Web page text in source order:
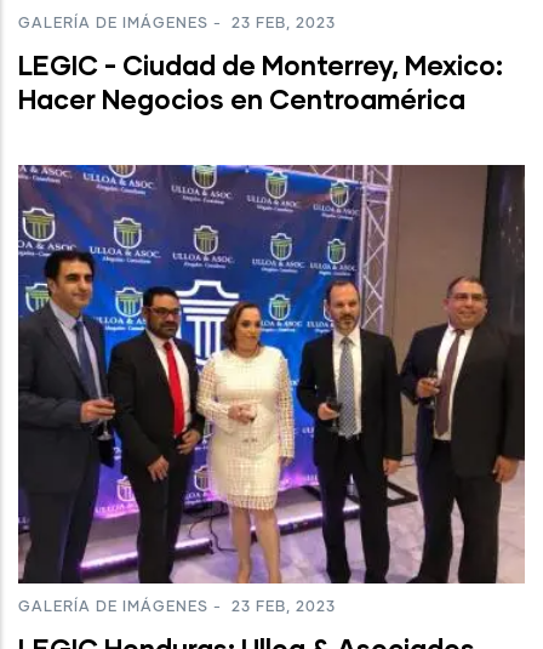
GALERÍA DE IMÁGENES - 23 FEB, 2023
LEGIC - Ciudad de Monterrey, Mexico:
Hacer Negocios en Centroamérica
GALERÍA DE IMÁGENES - 23 FEB, 2023